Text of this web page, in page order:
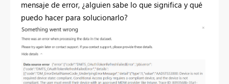
mensaje de error, ¿alguien sabe lo que significa y qué
puedo hacer para solucionarlo?